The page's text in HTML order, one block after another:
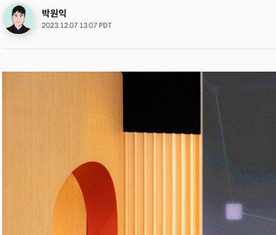
박원익
2023.12.07 13:07 PDT